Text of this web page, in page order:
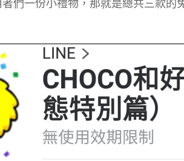
們一份小禮物，那就是總共三款的